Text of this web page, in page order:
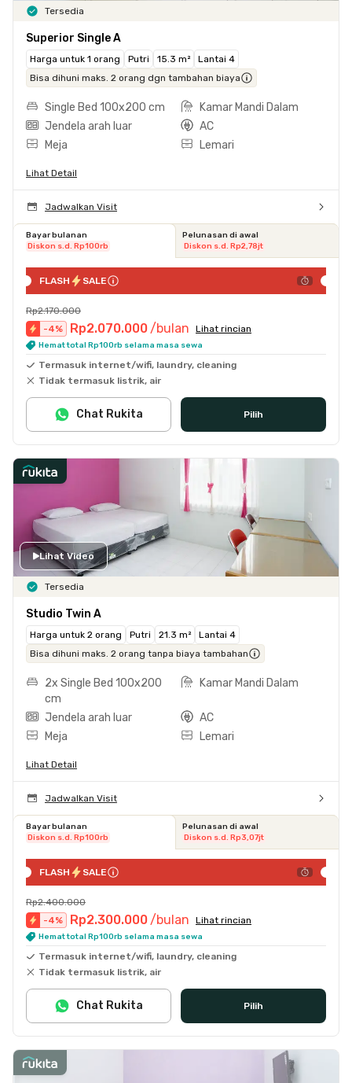
Tersedia
Superior Single A
Harga untuk 1 orang Putri 15.3 m²
Lantai 4
Bisa dihuni maks. 2 orang dgn tambahan biaya
Single Bed 100x200 cm
Kamar Mandi Dalam
Jendela arah luar
AC
Meja
Lemari
Lihat Detail
Jadwalkan Visit
Bayar bulanan
Diskon s.d. Rp100rb
Pelunasan di awal
Diskon s.d. Rp2,78jt
FLASH SALE
Rp2.170.000
-4% Rp2.070.000 /bulan Lihat rincian
Hemat total Rp100rb selama masa sewa
Termasuk internet/wifi, laundry, cleaning
Tidak termasuk listrik, air
Pilih
Chat Rukita
Lihat Video
Tersedia
Studio Twin A
Harga untuk 2 orang Putri 21.3 m²
Lantai 4
Bisa dihuni maks. 2 orang tanpa biaya tambahan
2x Single Bed 100x200
cm
Kamar Mandi Dalam
Jendela arah luar
AC
Meja
Lemari
Lihat Detail
Jadwalkan Visit
Bayar bulanan
Diskon s.d. Rp100rb
Pelunasan di awal
Diskon s.d. Rp3,07jt
FLASH SALE
Rp2.400.000
-4% Rp2.300.000 /bulan Lihat rincian
Hemat total Rp100rb selama masa sewa
Termasuk internet/wifi, laundry, cleaning
Tidak termasuk listrik, air
Pilih
Chat Rukita